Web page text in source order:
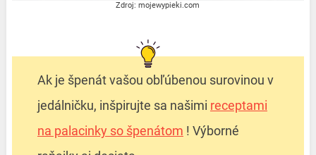
Zdroj: mojewypieki.com
Ak je špenát vašou obľúbenou surovinou v
jedálničku, inšpirujte sa našimi receptami
na palacinky so špenátom ! Výborné